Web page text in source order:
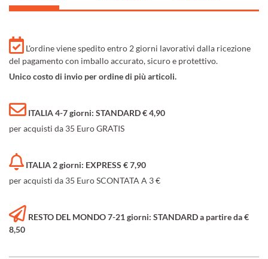
L'ordine viene spedito entro 2 giorni lavorativi dalla ricezione
del pagamento con imballo accurato, sicuro e protettivo.
Unico costo di invio per ordine di più articoli.
ITALIA 4-7 giorni: STANDARD € 4,90
per acquisti da 35 Euro GRATIS
ITALIA 2 giorni: EXPRESS € 7,90
per acquisti da 35 Euro SCONTATA A 3 €
RESTO DEL MONDO 7-21 giorni: STANDARD a partire da €
8,50